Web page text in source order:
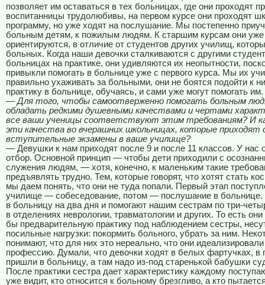
позволяет им оставаться в тех больницах, где они проходят
воспитанницы трудолюбивы, на первом курсе они проходят
программу, но уже ходят на послушание. Мы постепенно
больным детям, к пожилым людям. К старшим курсам они
ориентируются, в отличие от студентов других училищ,
больных. Когда наши девочки сталкиваются с другими
больницах на практике, они удивляются их неопытности,
привыкли помогать в больнице уже с первого курса. Мы их
правильно ухаживать за больными, они не боятся подойти к
практику в больнице, обучаясь, и сами уже могут помогать им.
— Для того, чтобы самоотверженно помогать больным
обладать редкими душевными качествами и чертами
все ваши ученицы соответствуют этим требованиям? И
эти качества во вчерашних школьницах, которые приходят
вступительные экзамены в ваше училище?
— Девушки к нам приходят после 9 и после 11 классов. У нас
отбор. Основной принцип — чтобы дети приходили с
служения людям, — хотя, конечно, к маленьким такие
предъявлять трудно. Тем, которые говорят, что хотят стать
мы даем понять, что они не туда попали. Первый этап
училище — собеседование, потом — послушание в больнице.
в больницу на два дня и помогают нашим сестрам по три-
в отделениях неврологии, травматологии и других. То есть
бы предварительную практику под наблюдением сестры,
посильные нагрузки: покормить больного, убрать за ним.
понимают, что для них это нереально, что они идеализировали
профессию. Думали, что девочки ходят в белых фартучках, в
пришли в больницу, а там надо из-под старенькой бабушки
После практики сестра дает характеристику каждому
уже видит, кто относится к больному брезгливо, а кто